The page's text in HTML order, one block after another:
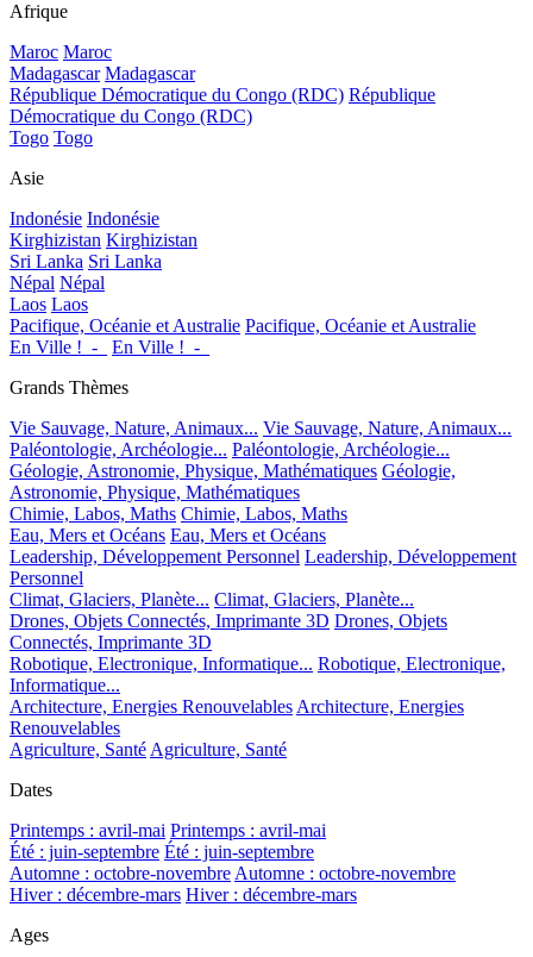
Afrique
Maroc Maroc
Madagascar Madagascar
République Démocratique du Congo (RDC) République
Démocratique du Congo (RDC)
Togo Togo
Asie
Indonésie Indonésie
Kirghizistan Kirghizistan
Sri Lanka Sri Lanka
Népal Népal
Laos Laos
Pacifique, Océanie et Australie Pacifique, Océanie et Australie
En Ville !_-_
En Ville !_-_
Grands Thèmes
Vie Sauvage, Nature, Animaux... Vie Sauvage, Nature, Animaux...
Paléontologie, Archéologie... Paléontologie, Archéologie...
Géologie, Astronomie, Physique, Mathématiques Géologie,
Astronomie, Physique, Mathématiques
Chimie, Labos, Maths Chimie, Labos, Maths
Eau, Mers et Océans Eau, Mers et Océans
Leadership, Développement Personnel Leadership, Développement
Personnel
Climat, Glaciers, Planète... Climat, Glaciers, Planète...
Drones, Objets Connectés, Imprimante 3D Drones, Objets
Connectés, Imprimante 3D
Robotique, Electronique, Informatique... Robotique, Electronique,
Informatique...
Architecture, Energies RenouvelablesArchitecture, Energies
Renouvelables
Agriculture, SantéAgriculture, Santé
Dates
Printemps : avril-mai Printemps : avril-mai
Été : juin-septembre Été : juin-septembre
Automne : octobre-novembreAutomne : octobre-novembre
Hiver : décembre-mars Hiver : décembre-mars
Ages